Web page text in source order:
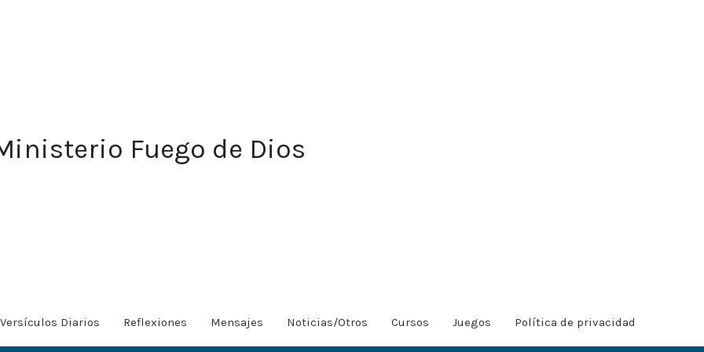
Fuego de Dios
Versículos Diarios Reflexiones Mensajes Noticias/Otros Cursos Juegos Política de privacidad